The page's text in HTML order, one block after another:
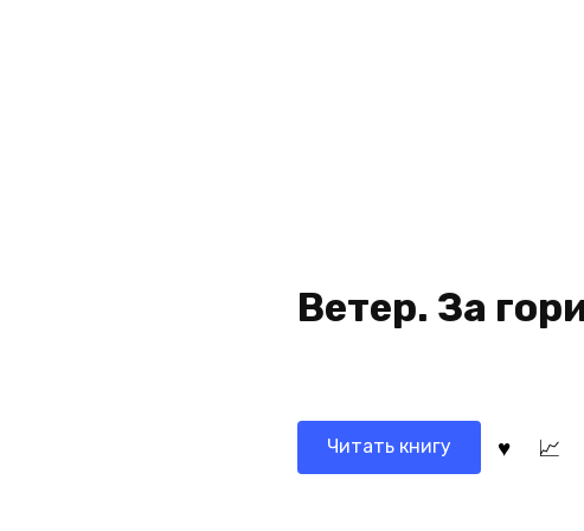
Ветер. За
Читать книгу